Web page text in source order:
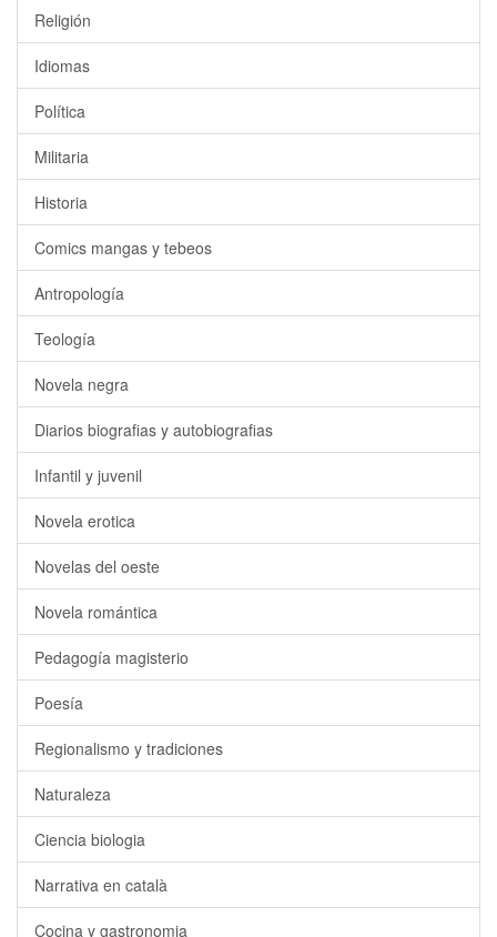
Religión
Idiomas
Política
Militaria
Historia
Comics mangas y tebeos
Antropología
Teología
Novela negra
Diarios biografias y autobiografias
Infantil y juvenil
Novela erotica
Novelas del oeste
Novela romántica
Pedagogía magisterio
Poesía
Regionalismo y tradiciones
Naturaleza
Ciencia biologia
Narrativa en català
Cocina y gastronomia